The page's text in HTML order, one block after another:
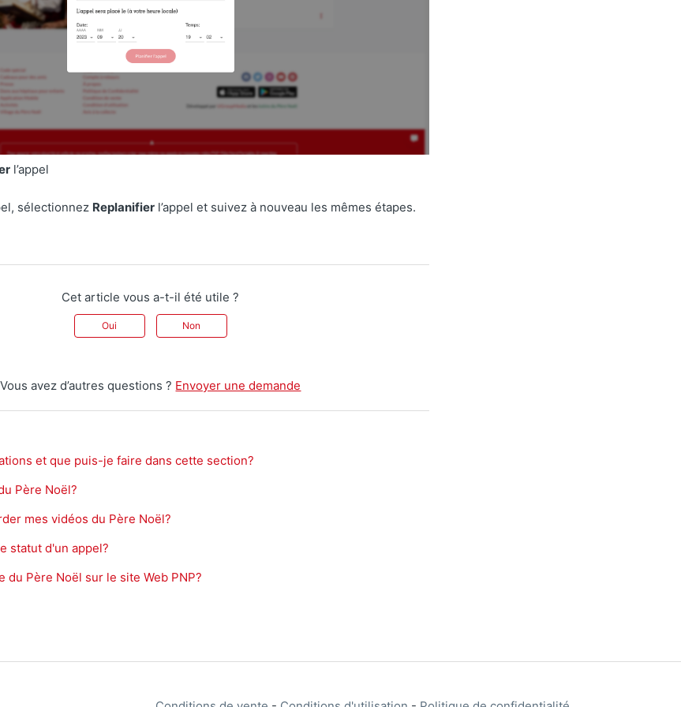
l’appel
sélectionnez Replanifier l’appel et suivez à nouveau les mêmes étapes.
Cet article vous a-t-il été utile ?
Oui Non
Vous avez d’autres questions ? Envoyer une demande
et que puis-je faire dans cette section?
Père Noël?
mes vidéos du Père Noël?
statut d'un appel?
du Père Noël sur le site Web PNP?